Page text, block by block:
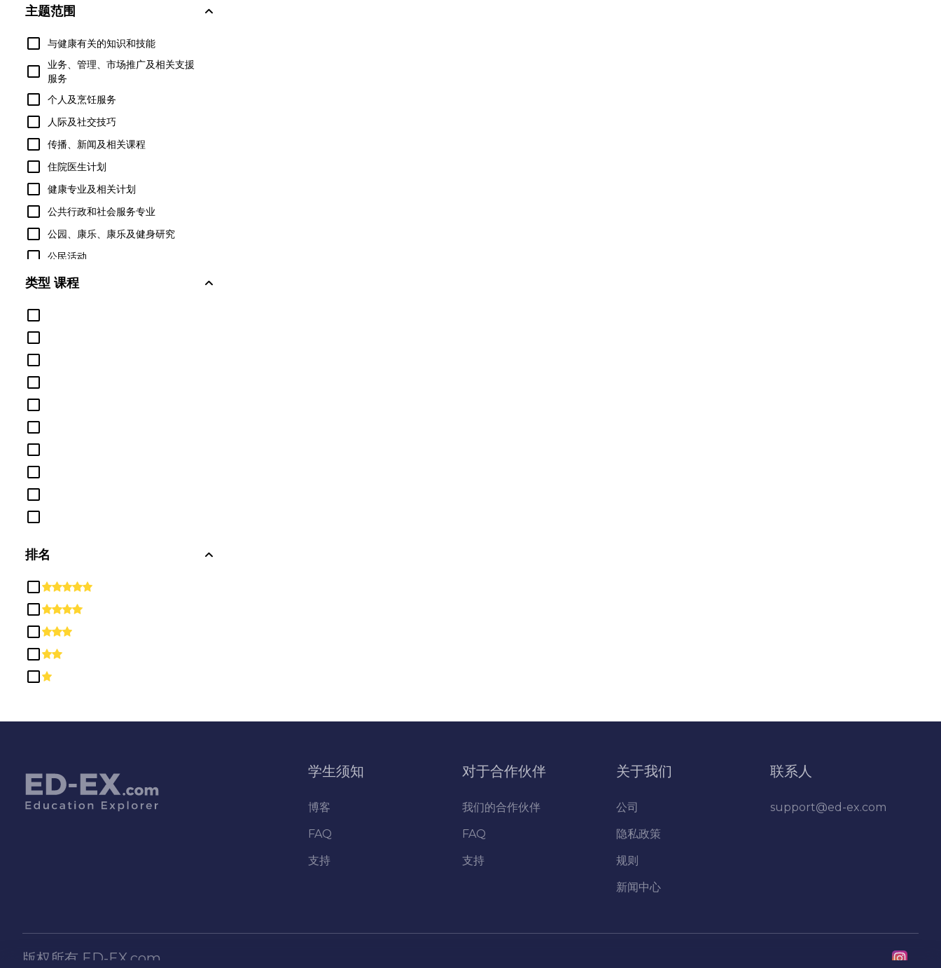
主题范围
与健康有关的知识和技能
业务、管理、市场推广及相关支援
服务
个人及烹饪服务
人际及社交技巧
传播、新闻及相关课程
住院医生计划
健康专业及相关计划
公共行政和社会服务专业
公园、康乐、康乐及健身研究
公民活动
军事技术与应用科学
工程部
康乐及康
建筑行业
建筑设计
心理学
教育
物理科学
生物和生物医学科学
自然资源和保护
类型 课程
排名
学生须知
博客
FAQ
支持
对于合作伙伴
我们的合作伙伴
FAQ
支持
关于我们
公司
隐私政策
规则
新闻中心
联系人
support@ed-ex.com
版权所有 ED-EX.com